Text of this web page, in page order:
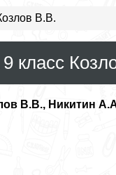
В.В.
9 класс
В.В., Никитин